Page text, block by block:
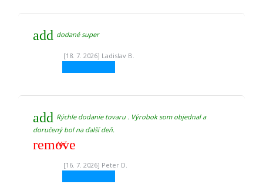
add dodané super
[18. 7. 2026] Ladislav B.
add Rýchle dodanie tovaru . Výrobok som objednal a
doručený bol na ďalší deň.
remove
Nič
[16. 7. 2026] Peter D.